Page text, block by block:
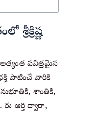
శ్రీక్రిష్ణ
అత్యంత పవిత్రమైన
పాటించే వారికి
శాంతికి,
ఈ ఆర్తి ద్వారా,